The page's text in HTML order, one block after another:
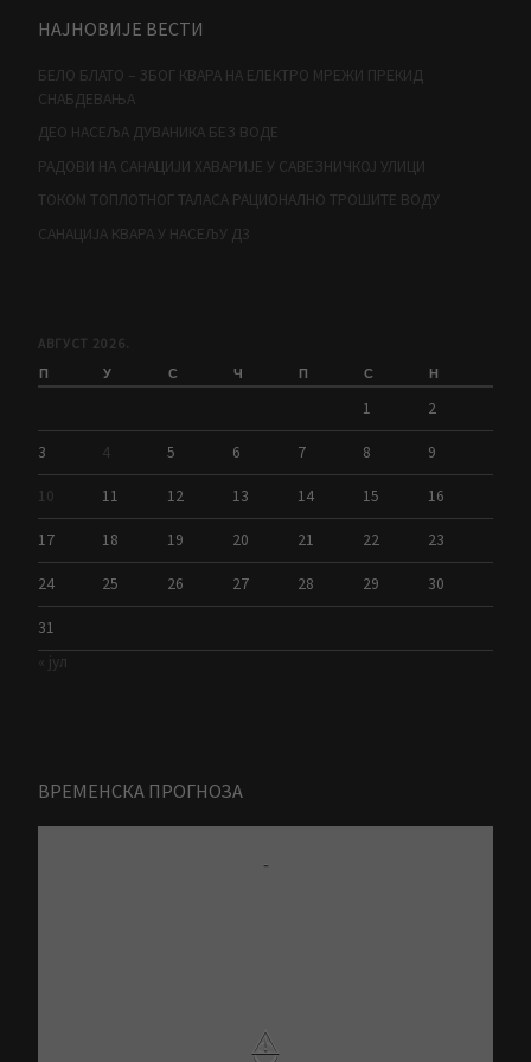
НАЈНОВИЈЕ ВЕСТИ
БЕЛО БЛАТО – ЗБОГ КВАРА НА ЕЛЕКТРО МРЕЖИ ПРЕКИД
СНАБДЕВАЊА
ДЕО НАСЕЉА ДУВАНИКА БЕЗ ВОДЕ
РАДОВИ НА САНАЦИЈИ ХАВАРИЈЕ У САВЕЗНИЧКОЈ УЛИЦИ
ТОКОМ ТОПЛОТНОГ ТАЛАСА РАЦИОНАЛНО ТРОШИТЕ ВОДУ
САНАЦИЈА КВАРА У НАСЕЉУ Д3
АВГУСТ 2026.
П У С Ч П С Н
1 2
3 4 5 6 7 8 9
10 11 12 13 14 15 16
17 18 19 20 21 22 23
24 25 26 27 28 29 30
31
« јул
ВРЕМЕНСКА ПРОГНОЗА
-
⚠